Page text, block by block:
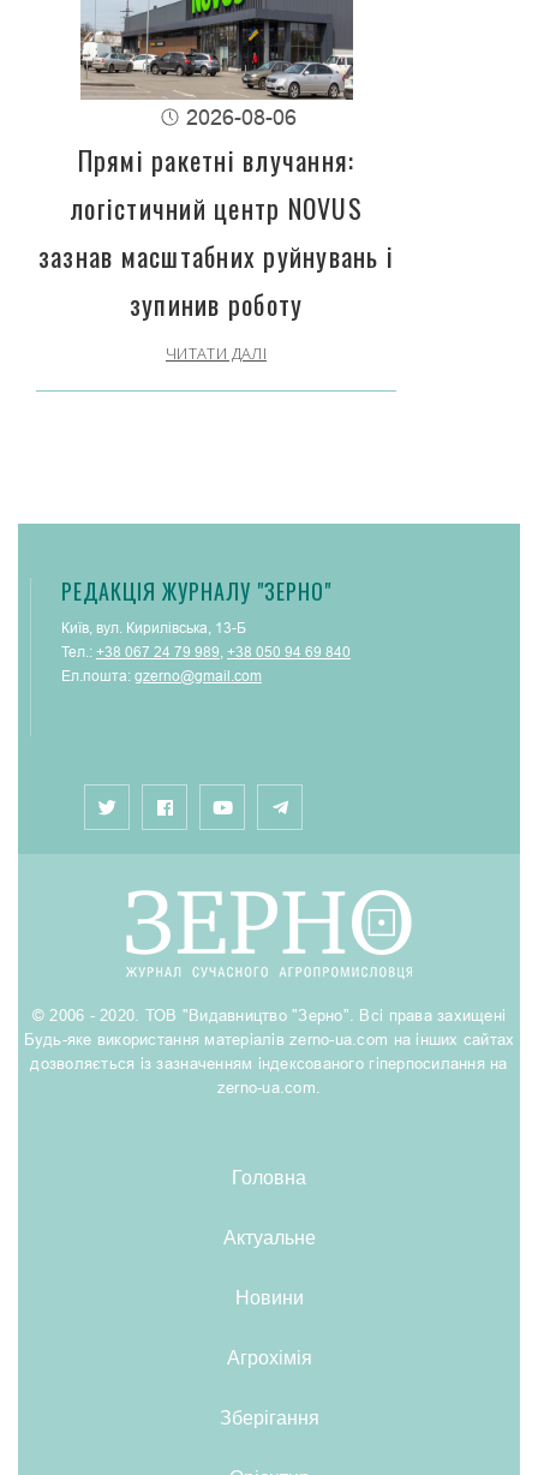
2026-08-06
Прямі ракетні влучання:
логістичний центр NOVUS
зазнав масштабних руйнувань і
зупинив роботу
ЧИТАТИ ДАЛІ
РЕДАКЦІЯ ЖУРНАЛУ "ЗЕРНО"
Київ, вул. Кирилівська, 13-Б
Тел.: +38 067 24 79 989, +38 050 94 69 840
Ел.пошта: gzerno@gmail.com
© 2006 - 2020. ТОВ "Видавництво "Зерно". Всі права захищені
Будь-яке використання матеріалів zerno-ua.com на інших сайтах
дозволяється із зазначенням індексованого гіперпосилання на
zerno-ua.com.
Головна
Актуальне
Новини
Агрохімія
Зберігання